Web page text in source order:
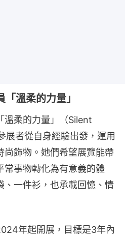
溫柔的力量」
溫柔的力量」（Silent
者從自身經驗出發，運用
尚飾物。她們希望展覽能帶
常事物轉化為有意義的體
、一件衫，也承載回憶、情
年起開展，目標是3年內